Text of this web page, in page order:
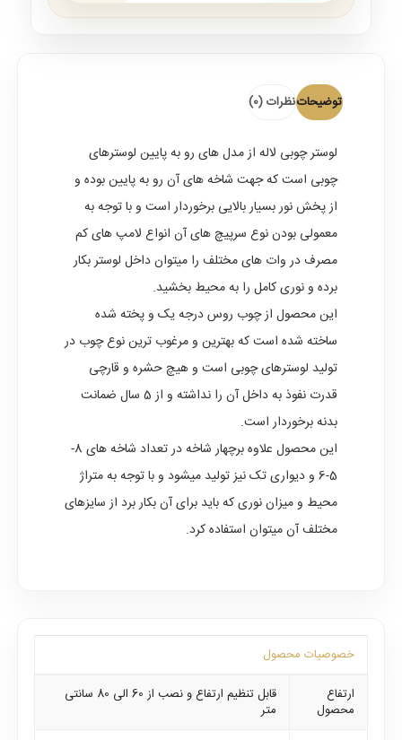
توضیحاتنظرات (0)
لوستر چوبی لاله از مدل های رو به پایین لوسترهای
چوبی است که جهت شاخه های آن رو به پایین بوده و
از پخش نور بسیار بالایی برخوردار است و با توجه به
معمولی بودن نوع سرپیچ های آن انواع لامپ های کم
مصرف در وات های مختلف را میتوان داخل لوستر بکار
برده و نوری کامل را به محیط بخشید.
این محصول از چوب روس درجه یک و پخته شده
ساخته شده است که بهترین و مرغوب ترین نوع چوب در
تولید لوسترهای چوبی است و هیچ حشره و قارچی
قدرت نفوذ به داخل آن را نداشته و از 5 سال ضمانت
بدنه برخوردار است.
این محصول علاوه برچهار شاخه در تعداد شاخه های 8-
5-6 و دیواری تک نیز تولید میشود و با توجه به متراژ
محیط و میزان نوری که باید برای آن بکار برد از سایزهای
مختلف آن میتوان استفاده کرد.
خصوصیات محصول
ارتفاع
محصول
قابل تنظیم ارتفاع و نصب از 60 الی 80 سانتی
متر